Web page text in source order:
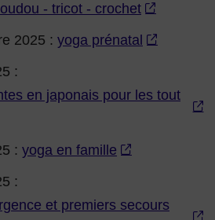
- tricot - crochet
2025 : yoga prénatal
:
en japonais pour les tout
: yoga en famille
:
et premiers secours